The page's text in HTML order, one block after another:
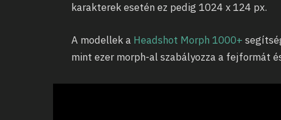
karakterek esetén ez pedig 1024 x 124 px.
A modellek a Headshot Morph 1000+
mint ezer morph-al szabályozza a fejformát